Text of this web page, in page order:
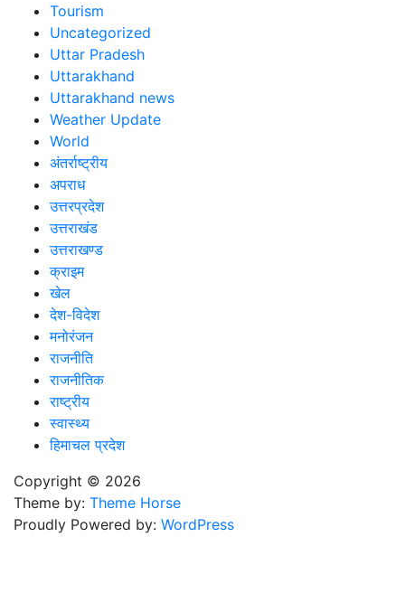
Tourism
Uncategorized
Uttar Pradesh
Uttarakhand
Uttarakhand news
Weather Update
World
अंतर्राष्ट्रीय
अपराध
उत्तरप्रदेश
उत्तराखंड
उत्तराखण्ड
क्राइम
खेल
देश-विदेश
मनोरंजन
राजनीति
राजनीतिक
राष्ट्रीय
स्वास्थ्य
हिमाचल प्रदेश
Copyright © 2026
Theme by: Theme Horse
Proudly Powered by: WordPress